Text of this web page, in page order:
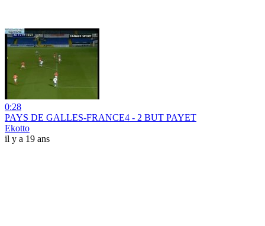
0:28
PAYS DE GALLES-FRANCE4 - 2 BUT PAYET
Ekotto
il y a 19 ans